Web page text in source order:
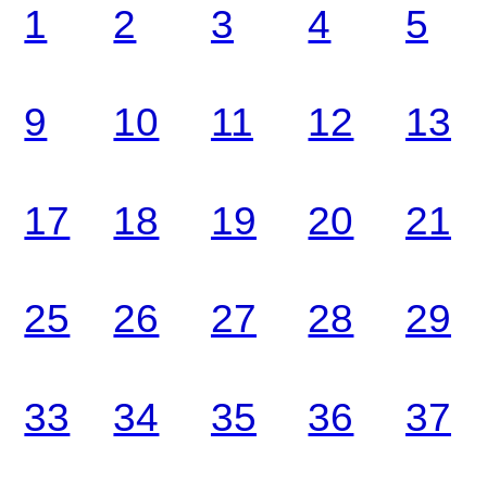
1 2 3 4
10 11 12 13
17 18 19 20 21
25 26 27 29
28
33 34 37
35 36
5
9